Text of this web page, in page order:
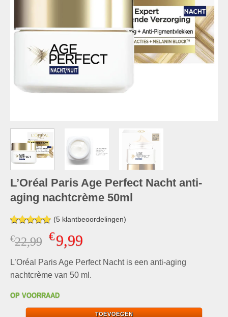
L’Oréal Paris Age Perfect Nacht anti-
aging nachtcrème 50ml
Gewaardeerd
4.75op 5
gebaseerd
waarderingen
(5klantbeoordelingen)
€22,99 Oorspronkelijke
prijs
was:
€22,99.
€9,99Huidige
is:
€9,99.
L’Oréal Paris Age Perfect Nacht is een anti-aging
nachtcrème van 50 ml.
OP VOORRAAD
TOEVOEGEN